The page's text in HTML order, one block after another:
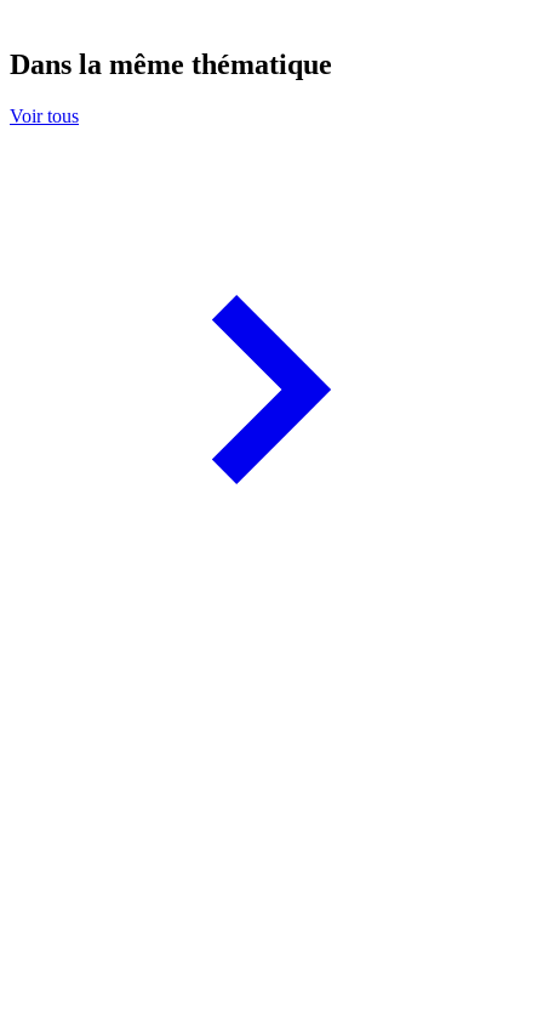
Dans la même thématique
Voir tous